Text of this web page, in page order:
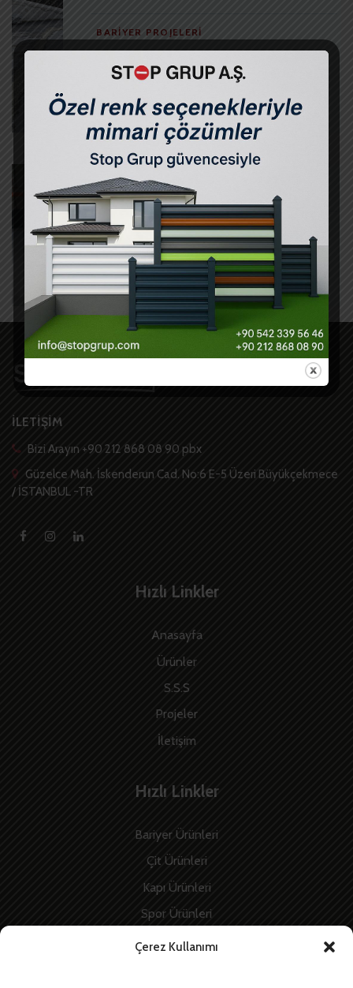
Çerez Kullanımı
BARIYER PROJELERI
Mülk Gayrimenkul İşmodern –
Mantar Bariyer
21/05/2021
BARIYER PROJELERI
Uşak Altınsar – Mantar Bariyer
İLETİŞİM
Bizi Arayın +90 212 868 08 90 pbx
Güzelce Mah. İskenderun Cad. No:6 E-5 Üzeri Büyükçekmece
/ İSTANBUL -TR
Hızlı Linkler
Anasayfa
Ürünler
S.S.S
Projeler
İletişim
Hızlı Linkler
Bariyer Ürünleri
Çit Ürünleri
Kapı Ürünleri
Spor Ürünleri
İnşaat Ürünleri